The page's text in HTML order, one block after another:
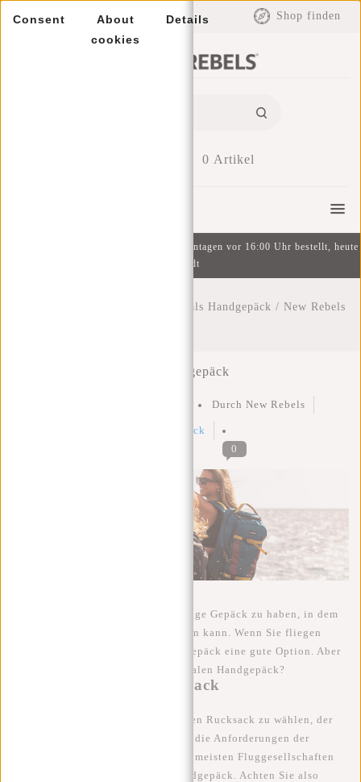
EUR Shop finden
0 Artikel
Kostenlose Lieferung ab 49 € | An Wochentagen vor 16:00 Uhr bestellt, heute
versandt
Der ideale Rucksack als Handgepäck / New Rebels
Der ideale Rucksack als Handgepäck
Durch New Rebels
rucksack
0
Auf Reisen ist es wichtig, das richtige Gepäck zu haben, in dem
man alle seine Sachen transportieren kann. Wenn Sie fliegen
wollen, ist ein Rucksack als Handgepäck eine gute Option. Aber
was macht einen Rucksack zum idealen Handgepäck?
Handgepäckmaße Rucksack
Zunächst einmal ist es wichtig, einen Rucksack zu wählen, der
die richtigen Abmessungen hat, um die Anforderungen der
Fluggesellschaften zu erfüllen. Die meisten Fluggesellschaften
haben bestimmte Maße für das Handgepäck. Achten Sie also
Consent
About
cookies
Details